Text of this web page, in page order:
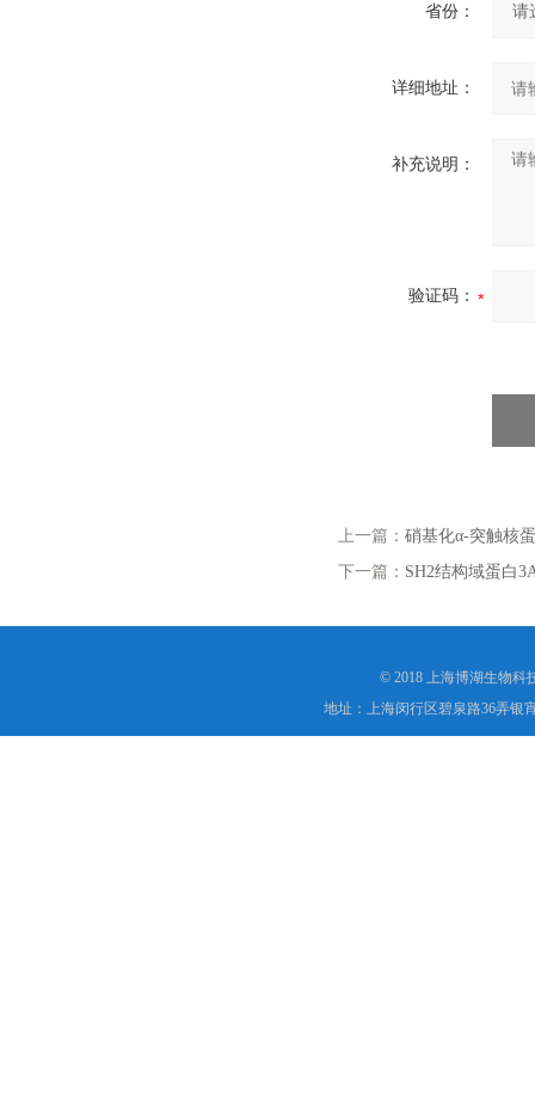
省份：
详细地址：
补充说明：
验证码：
上一篇： 硝基化α-突触核
下一篇： SH2结构域蛋白
© 2018 上海博湖生物科
地址：上海闵行区碧泉路36弄银